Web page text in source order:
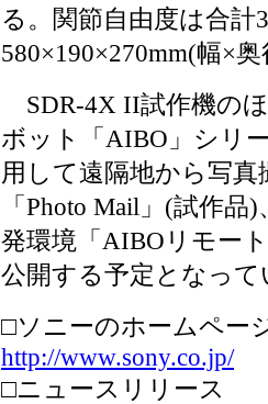
る。関節自由度は合計
580×190×270mm(幅×
SDR-4X II試作機の
ボット「AIBO」シリ
用して遠隔地から写
「Photo Mail」(試作
発環境「AIBOリモー
公開する予定となって
□ソニーのホームペー
http://www.sony.co.jp/
□ニュースリリース